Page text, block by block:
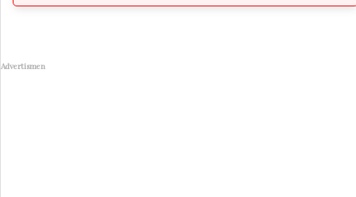
Advertismen